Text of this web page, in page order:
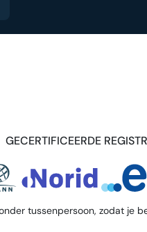
GECERTIFICEERDE
tussenpersoon, zodat je